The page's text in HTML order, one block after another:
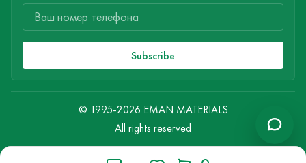
Subscribe
© 1995-2026 EMAN MATERIALS
All rights reserved